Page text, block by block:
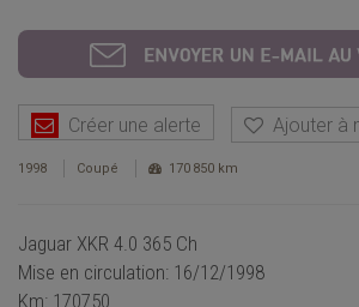
Créer une alerte Ajouter à
1998 Coupé 170 850 km
Jaguar XKR 4.0 365 Ch
Mise en circulation: 16/12/1998
Km: 170750